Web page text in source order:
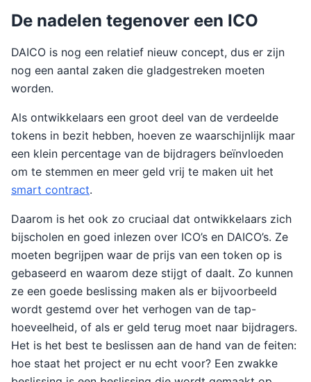
De nadelen tegenover een ICO
DAICO is nog een relatief nieuw concept, dus er zijn
nog een aantal zaken die gladgestreken moeten
worden.
Als ontwikkelaars een groot deel van de verdeelde
tokens in bezit hebben, hoeven ze waarschijnlijk maar
een klein percentage van de bijdragers beïnvloeden
om te stemmen en meer geld vrij te maken uit het
smart contract.
Daarom is het ook zo cruciaal dat ontwikkelaars zich
bijscholen en goed inlezen over ICO’s en DAICO’s. Ze
moeten begrijpen waar de prijs van een token op is
gebaseerd en waarom deze stijgt of daalt. Zo kunnen
ze een goede beslissing maken als er bijvoorbeeld
wordt gestemd over het verhogen van de tap-
hoeveelheid, of als er geld terug moet naar bijdragers.
Het is het best te beslissen aan de hand van de feiten:
hoe staat het project er nu echt voor? Een zwakke